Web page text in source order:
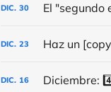
DIC. 30 El "segundo
DIC. 23 Haz un
DIC. 16